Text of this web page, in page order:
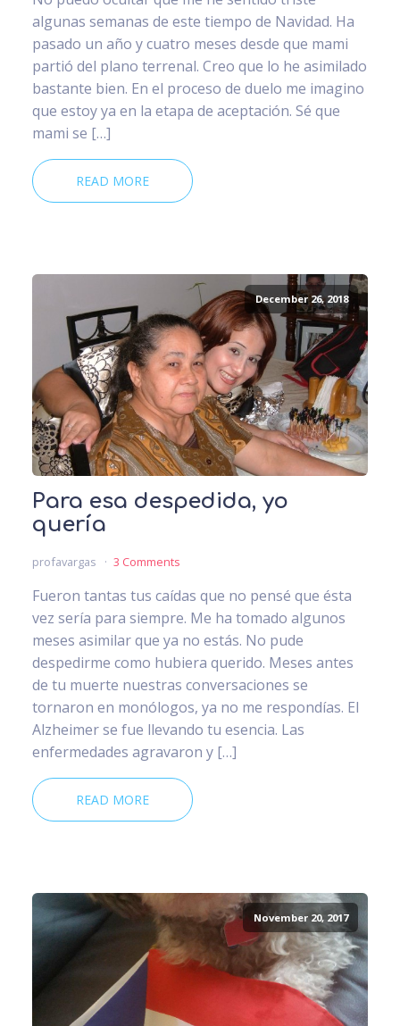
algunas semanas de este tiempo de Navidad. Ha
pasado un año y cuatro meses desde que mami
partió del plano terrenal. Creo que lo he asimilado
bastante bien. En el proceso de duelo me imagino
que estoy ya en la etapa de aceptación. Sé que
mami se […]
READ MORE
December 26, 2018
Para esa despedida, yo
quería
profavargas 3 Comments
Fueron tantas tus caídas que no pensé que ésta
vez sería para siempre. Me ha tomado algunos
meses asimilar que ya no estás. No pude
despedirme como hubiera querido. Meses antes
de tu muerte nuestras conversaciones se
tornaron en monólogos, ya no me respondías. El
Alzheimer se fue llevando tu esencia. Las
enfermedades agravaron y […]
READ MORE
November 20, 2017